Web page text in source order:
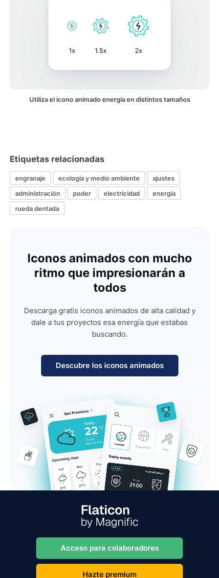
1x 1.5x 2x
Utiliza el icono animado energía en distintos tamaños
Etiquetas relacionadas
engranaje ecología y medio ambiente
ajustes
administración
poder electricidad
energía
rueda dentada
Iconos animados con mucho
ritmo que impresionarán a
todos
Descarga gratis iconos animados de alta calidad y
dale a tus proyectos esa energía que estabas
buscando.
Descubre los iconos animados
Acceso para colaboradores
Hazte premium